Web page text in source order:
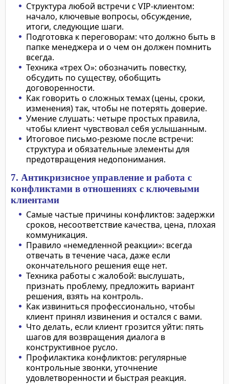
Структура любой встречи с VIP-клиентом:
начало, ключевые вопросы, обсуждение,
итоги, следующие шаги.
Подготовка к переговорам: что должно быть в
папке менеджера и о чем он должен помнить
всегда.
Техника «трех О»: обозначить повестку,
обсудить по существу, обобщить
договоренности.
Как говорить о сложных темах (цены, сроки,
изменения) так, чтобы не потерять доверие.
Умение слушать: четыре простых правила,
чтобы клиент чувствовал себя услышанным.
Итоговое письмо-резюме после встречи:
структура и обязательные элементы для
предотвращения недопонимания.
7. Антикризисное управление и работа с
конфликтами в отношениях с ключевыми
клиентами
Самые частые причины конфликтов: задержки
сроков, несоответствие качества, цена, плохая
коммуникация.
Правило «немедленной реакции»: всегда
отвечать в течение часа, даже если
окончательного решения еще нет.
Техника работы с жалобой: выслушать,
признать проблему, предложить вариант
решения, взять на контроль.
Как извиниться профессионально, чтобы
клиент принял извинения и остался с вами.
Что делать, если клиент грозится уйти: пять
шагов для возвращения диалога в
конструктивное русло.
Профилактика конфликтов: регулярные
контрольные звонки, уточнение
удовлетворенности и быстрая реакция.